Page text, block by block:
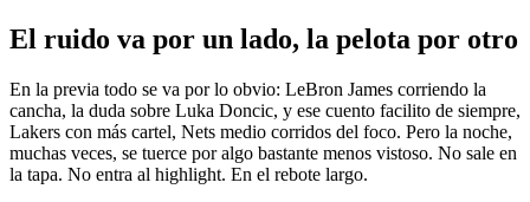
El ruido va por un lado, la pelota por otro
En la previa todo se va por lo obvio: LeBron James corriendo la
cancha, la duda sobre Luka Doncic, y ese cuento facilito de siempre,
Lakers con más cartel, Nets medio corridos del foco. Pero la noche,
muchas veces, se tuerce por algo bastante menos vistoso. No sale en
la tapa. No entra al highlight. En el rebote largo.